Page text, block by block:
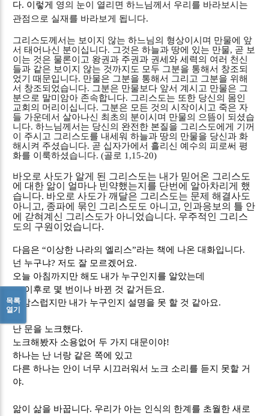
다. 이렇게 영의 눈이 열리면 하느님께서 우리를 바라보시는
관점으로 실재를 바라보게 됩니다.
그리스도께서는 보이지 않는 하느님의 형상이시며 만물에 앞
서 태어나신 분이십니다. 그것은 하늘과 땅에 있는 만물, 곧 보
이는 것은 물론이고 왕권과 주권과 권세와 세력의 여러 천신
들과 같은 보이지 않는 것까지도 모두 그분을 통해서 창조되
었기 때문입니다. 만물은 그분을 통해서 그리고 그분을 위해
서 창조되었습니다. 그분은 만물보다 앞서 계시고 만물은 그
분으로 말미암아 존속합니다. 그리스도는 또한 당신의 몸인
교회의 머리이십니다. 그분은 모든 것의 시작이시고 죽은 자
들 가운데서 살아나신 최초의 분이시며 만물의 으뜸이 되셨습
니다.하느님께서는 당신의 완전한 본질을 그리스도에게 기꺼
이 주시고 그리스도를 내세워 하늘과 땅의 만물을 당신과 화
해시켜 주셨습니다. 곧 십자가에서 흘리신 예수의 피로써 평
화를 이룩하셨습니다. (골로 1,15-20)
바오로 사도가 알게 된 그리스도는 내가 믿어온 그리스도
에 대한 앎이 얼마나 빈약했는지를 단번에 알아차리게 했
습니다. 바오로 사도가 깨달은 그리스도는 문제 해결사도
아니고, 종파에 묶인 그리스도도 아니고, 인과응보의 틀 안
에 갇혀계신 그리스도가 아니었습니다. 우주적인 그리스
도의 구원이었습니다.
다음은“이상한 나라의 엘리스”라는 책에 나온 대화입니다.
넌 누구냐? 저도 잘 모르겠어요.
오늘 아침까지만 해도 내가 누구인지를 알았는데
그 이후로 몇 번이나 바뀐 것 같거든요.
유감스럽지만 내가 누구인지 설명을 못 할 것 같아요.
난 문을 노크했다.
노크해봤자 소용없어 두 가지 대문이야!
하나는 난 너랑 같은 쪽에 있고
다른 하나는 안이 너무 시끄러워서 노크 소리를 듣지 못할 거
야.
앎이 삶을 바꿉니다. 우리가 아는 인식의 한계를 초월한 새로
목록
열기